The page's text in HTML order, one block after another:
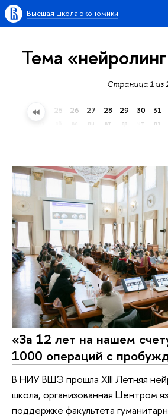
Высшая школа экономики
Тема
Страница 1 из
24 25 26 27
пн
28
вт
29
ср
30
чт
31
пт
«За 12 лет на нашем
1000 операций с
В НИУ ВШЭ прошла XIII Летняя
школа, организованная Центром
поддержке факультета